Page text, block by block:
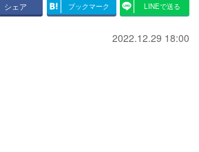
シェア ブックマーク LINEで送る
2022.12.29 18:00